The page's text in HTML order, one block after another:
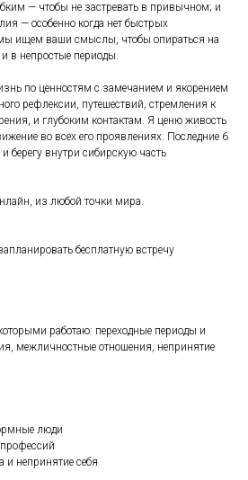
— чтобы не застревать в привычном; и
— особенно когда нет быстрых
мы ищем ваши смыслы, чтобы опираться на
в непростые периоды.
по ценностям с замечанием и якорением
рефлексии, путешествий, стремления к
и глубоким контактам. Я ценю живость
во всех его проявлениях. Последние 6
берегу внутри сибирскую часть
из любой точки мира.
бесплатную встречу
работаю: переходные периоды и
межличностные отношения, непринятие
люди
непринятие себя